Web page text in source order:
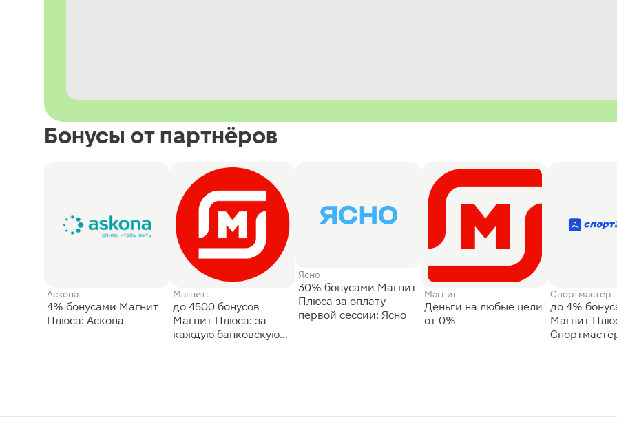
Бонусы от партнёров
Аскона
4% бонусами Магнит
Плюса: Аскона
Магнит:
до 4500 бонусов
Магнит Плюса: за
каждую банковскую
Ясно
30% бонусами Магнит
Плюса за оплату
первой сессии: Ясно
Магнит
Деньги на любые цели
от 0%
Спортмастер
до 4%
Магнит